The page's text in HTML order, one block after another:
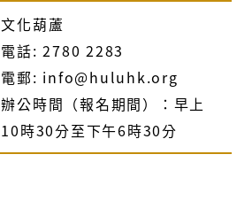
文化葫蘆
電話: 2780 2283
電郵: info@huluhk.org
辦公時間（報名期間）：早上
10時30分至下午6時30分